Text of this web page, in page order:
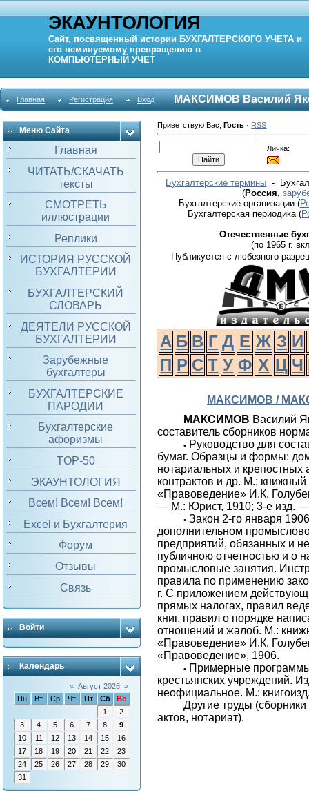
ЭКАУНТОЛОГИЯ
Сайт, посвященный истории БУХГАЛТЕРСКОГО УЧЕТА и
его неминуемому превращению в
КОМПЬЮТЕРНЫЙ УЧЕТ
Главная Регистрация Вход МАКСИМОВ Василий
Меню Сайта
Главная
ЧИТАТЬ/СКАЧАТЬ
тексты
СМОТРЕТЬ
иллюстрации
Реплики
ИСТОРИЯ РУССКОЙ
БУХГАЛТЕРИИ
БУХГАЛТЕРСКИЙ
СЛОВАРЬ
ДЕЯТЕЛИ РУССКОЙ
БУХГАЛТЕРИИ
Зарубежные
бухгалтеры
БУХГАЛТЕРСКИЕ
ПАРОДИИ
Бухгалтерские
афоризмы
TOP-50
ЭКАУНТОЛОГИЯ
Всем! Всем! Всем!
Excel и Бухгалтерия
Форум
Отзывы
Связь
Войти
Календарь
« Август 2026 »
Пн
Вт Ср Чт Пт Сб
Вс
1
2
3
4 5 6 7 8
9
10
11 12 13 14 15
16
17
18 19 20 21 22
23
24
25 26 27 28 29
30
31
Приветствую Вас ,Гость · RSS
Личка:
Бухгалтерские термины -
(Россия
Бухгалтерские организации (
Бухгалтерская периодика(
Отечественные
(по 1965 г.
Публикуется с любезного
А Б В Г Д Е Ж З И
П Р С Т У Ф Х Ц Ч
МАКСИМОВ /
МАКСИМОВ Василий
составитель сборников
• Руководство для
бумаг. Образцы и формы:
нотариальных и крепостных
контрактов и др. М.: книжный
«Правоведение» И.К.
— М.: Юрист, 1910; 3-е изд.
• Закон 2-го января
дополнительном
предприятий, обязанных и
публичною отчетностью и о
промысловые занятия.
правила по применению
г. С приложением
прямых налогах, правил
книг, правил о порядке
отношений и жалоб. М.:
«Правоведение» И.К.
«Правоведение», 1906.
• Примерные
крестьянских учреждений.
неофициальное. М.:
Другие труды
актов, нотариат).